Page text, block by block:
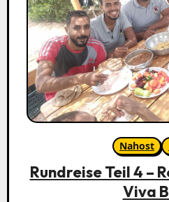
Nahost
Rundreise Teil 4 –
Viva